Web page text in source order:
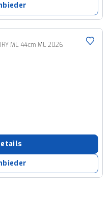
ML 44cm ML 2026